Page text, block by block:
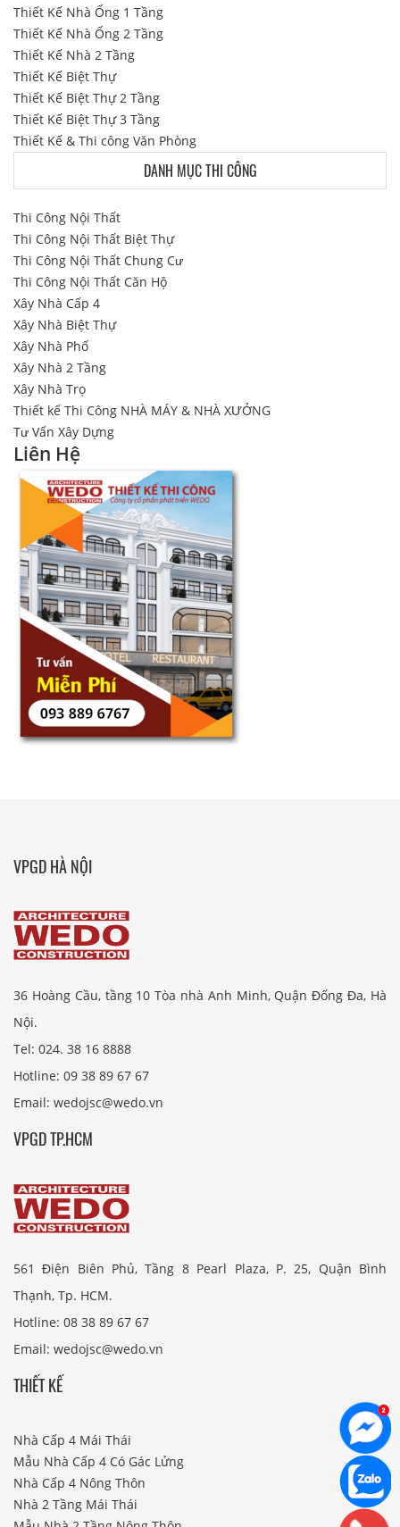
Thiết Kế Nhà Ống 1 Tầng
Thiết Kế Nhà Ống 2 Tầng
Thiết Kế Nhà 2 Tầng
Thiết Kế Biệt Thự
Thiết Kế Biệt Thự 2 Tầng
Thiết Kế Biệt Thự 3 Tầng
Thiết Kế & Thi công Văn Phòng
DANH MỤC THI CÔNG
Thi Công Nội Thất
Thi Công Nội Thất Biệt Thự
Thi Công Nội Thất Chung Cư
Thi Công Nội Thất Căn Hộ
Xây Nhà Cấp 4
Xây Nhà Biệt Thự
Xây Nhà Phố
Xây Nhà 2 Tầng
Xây Nhà Trọ
Thiết kế Thi Công NHÀ MÁY & NHÀ XƯỞNG
Tư Vấn Xây Dựng
Liên Hệ
VPGD HÀ NỘI
36 Hoàng Cầu, tầng 10 Tòa nhà Anh Minh, Quận Đống Đa, Hà
Nội.
Tel: 024. 38 16 8888
Hotline: 09 38 89 67 67
Email: wedojsc@wedo.vn
VPGD TP.HCM
561 Điện Biên Phủ, Tầng 8 Pearl Plaza, P. 25, Quận Bình
Thạnh, Tp. HCM.
Hotline: 08 38 89 67 67
Email: wedojsc@wedo.vn
THIẾT KẾ
Nhà Cấp 4 Mái Thái
Mẫu Nhà Cấp 4 Có Gác Lửng
Nhà Cấp 4 Nông Thôn
Nhà 2 Tầng Mái Thái